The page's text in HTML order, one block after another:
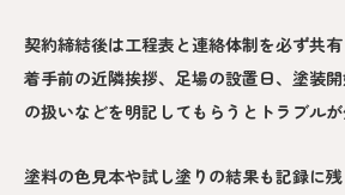
契約締結後は工程表と連絡体制を必ず共有
着手前の近隣挨拶、足場の設置日、塗装
の扱いなどを明記してもらうとトラブルが
塗料の色見本や試し塗りの結果も記録に